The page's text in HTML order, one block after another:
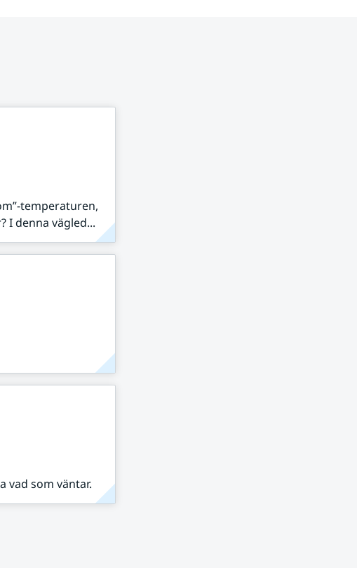
temperaturen,
I denna vägled...
vad som väntar.